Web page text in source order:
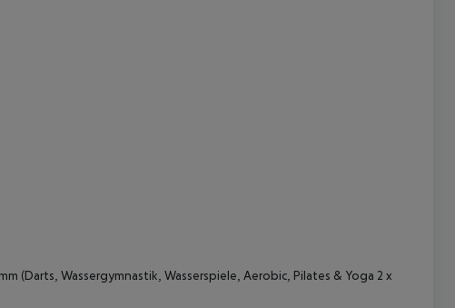
(Darts, Wassergymnastik, Wasserspiele, Aerobic, Pilates & Yoga 2 x